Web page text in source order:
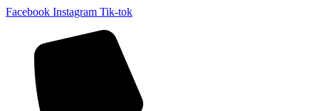
Facebook Instagram Tik-tok